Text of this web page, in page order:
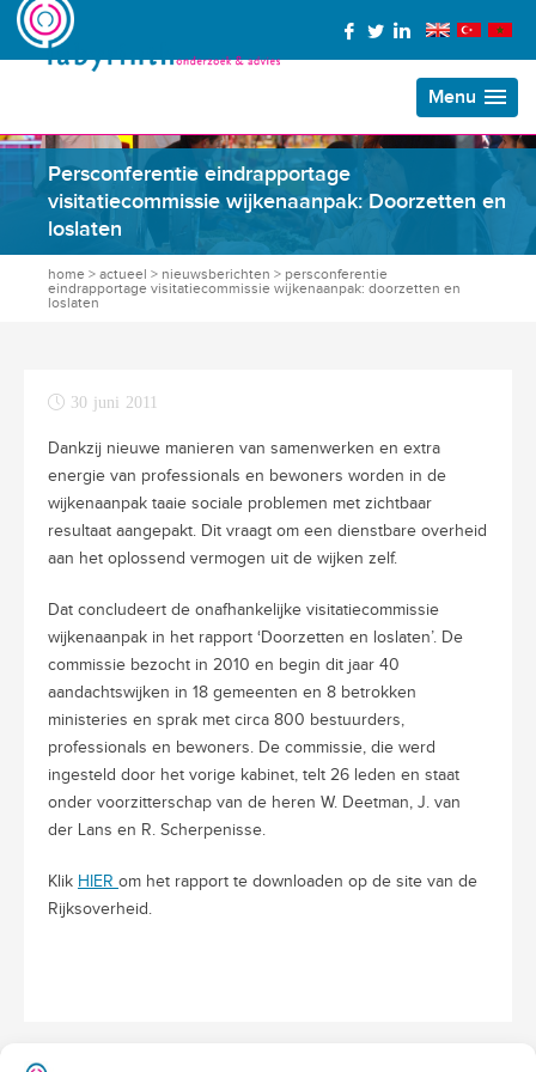
Menu
Persconferentie eindrapportage
visitatiecommissie wijkenaanpak: Doorzetten en
loslaten
home > actueel > nieuwsberichten > persconferentie
eindrapportage visitatiecommissie wijkenaanpak: doorzetten en
loslaten
30 juni 2011
Dankzij nieuwe manieren van samenwerken en extra
energie van professionals en bewoners worden in de
wijkenaanpak taaie sociale problemen met zichtbaar
resultaat aangepakt. Dit vraagt om een dienstbare overheid
aan het oplossend vermogen uit de wijken zelf.
Dat concludeert de onafhankelijke visitatiecommissie
wijkenaanpak in het rapport ‘Doorzetten en loslaten’. De
commissie bezocht in 2010 en begin dit jaar 40
aandachtswijken in 18 gemeenten en 8 betrokken
ministeries en sprak met circa 800 bestuurders,
professionals en bewoners. De commissie, die werd
ingesteld door het vorige kabinet, telt 26 leden en staat
onder voorzitterschap van de heren W. Deetman, J. van
der Lans en R. Scherpenisse.
Klik HIER om het rapport te downloaden op de site van de
Rijksoverheid.